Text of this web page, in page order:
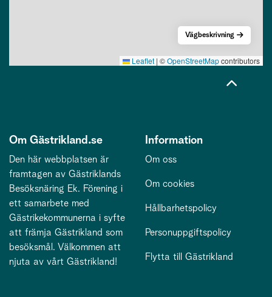
Leaflet | ©OpenStreetMapcontributors
Vägbeskrivning
Om Gästrikland.se
Den här webbplatsen är
framtagen av Gästriklands
Besöksnäring Ek. Förening i
ett samarbete med
Gästrikekommunerna i syfte
att främja Gästrikland som
besöksmål. Välkommen att
njuta av vårt Gästrikland!
Information
Om oss
Om cookies
Hållbarhetspolicy
Personuppgiftspolicy
Flytta till Gästrikland